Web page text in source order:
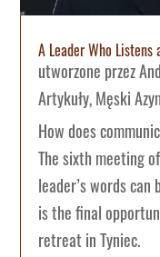
A Leader Who
utworzone przez
Artykuły,Męski
How does
The sixth meeting
leader’s words
is the final
retreat in Tyniec.